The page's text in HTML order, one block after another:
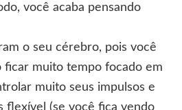
você acaba pensando
o seu cérebro, pois você
ficar muito tempo focado em
muito seus impulsos e
flexível (se você fica vendo